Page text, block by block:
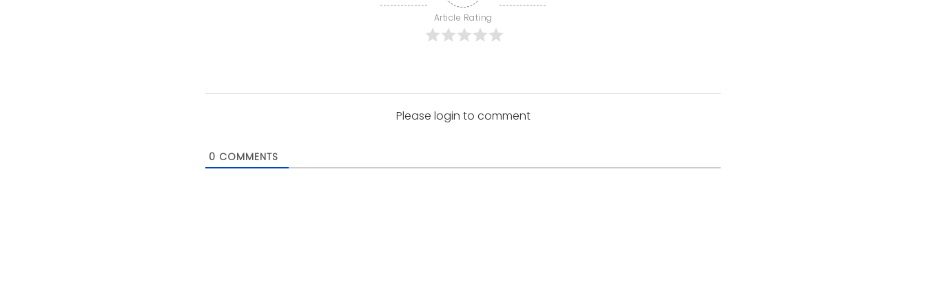
Article Rating
Please login to comment
0 COMMENTS